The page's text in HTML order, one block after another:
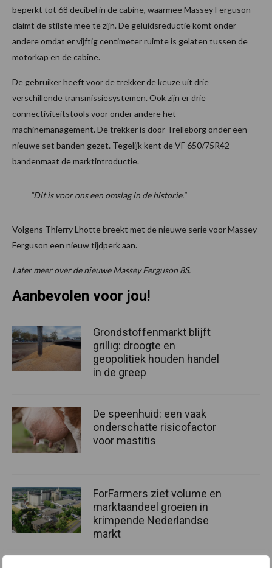
beperkt tot 68 decibel in de cabine, waarmee Massey Ferguson
claimt de stilste mee te zijn. De geluidsreductie komt onder
andere omdat er vijftig centimeter ruimte is gelaten tussen de
motorkap en de cabine.
De gebruiker heeft voor de trekker de keuze uit drie
verschillende transmissiesystemen. Ook zijn er drie
connectiviteitstools voor onder andere het
machinemanagement. De trekker is door Trelleborg onder een
nieuwe set banden gezet. Tegelijk kent de VF 650/75R42
bandenmaat de marktintroductie.
“Dit is voor ons een omslag in de historie.”
Volgens Thierry Lhotte breekt met de nieuwe serie voor Massey
Ferguson een nieuw tijdperk aan.
Later meer over de nieuwe Massey Ferguson 8S.
Aanbevolen voor jou!
Grondstoffenmarkt blijft
grillig: droogte en
geopolitiek houden handel
in de greep
De speenhuid: een vaak
onderschatte risicofactor
voor mastitis
ForFarmers ziet volume en
marktaandeel groeien in
krimpende Nederlandse
markt